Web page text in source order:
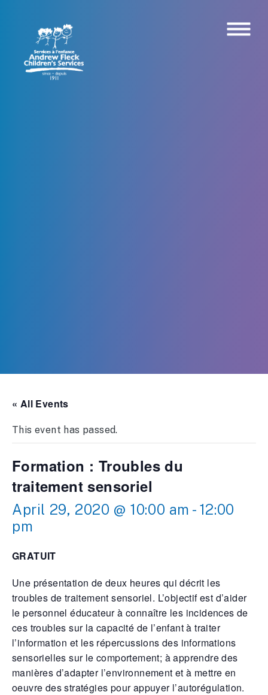
« All Events
This event has passed.
Formation : Troubles du
traitement sensoriel
April 29, 2020 @ 10:00 am - 12:00
pm
GRATUIT
Une présentation de deux heures qui décrit les
troubles de traitement sensoriel. L’objectif est d’aider
le personnel éducateur à connaître les incidences de
ces troubles sur la capacité de l’enfant à traiter
l’information et les répercussions des informations
sensorielles sur le comportement; à apprendre des
manières d’adapter l’environnement et à mettre en
oeuvre des stratégies pour appuyer l’autorégulation.